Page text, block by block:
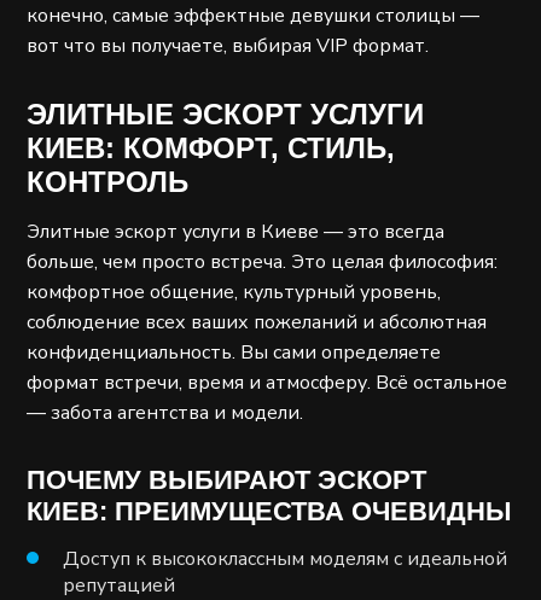
конечно, самые эффектные девушки столицы —
вот что вы получаете, выбирая VIP формат.
ЭЛИТНЫЕ ЭСКОРТ УСЛУГИ
КИЕВ: КОМФОРТ, СТИЛЬ,
КОНТРОЛЬ
Элитные эскорт услуги в Киеве — это всегда
больше, чем просто встреча. Это целая философия:
комфортное общение, культурный уровень,
соблюдение всех ваших пожеланий и абсолютная
конфиденциальность. Вы сами определяете
формат встречи, время и атмосферу. Всё остальное
— забота агентства и модели.
ПОЧЕМУ ВЫБИРАЮТ ЭСКОРТ
КИЕВ: ПРЕИМУЩЕСТВА ОЧЕВИДНЫ
Доступ к высококлассным моделям с идеальной
репутацией